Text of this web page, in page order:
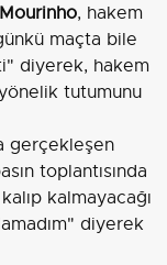
, hakem
maçta bile
diyerek, hakem
tutumunu
gerçekleşen
toplantısında
kalmayacağı
diyerek